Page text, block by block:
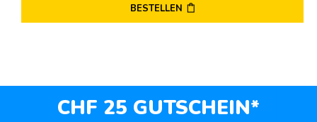
BESTELLEN
CHF 25 GUTSCHEIN*